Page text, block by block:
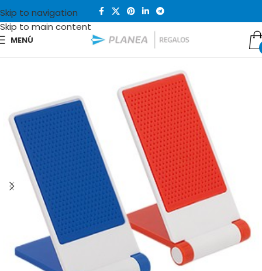
Skip to navigation
Skip to main content
MENÚ